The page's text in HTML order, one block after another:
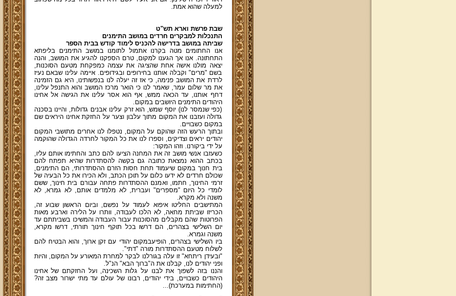
למעלה שהוא אמת.
שבת פרשת וארא תש"ט
התנכלות למבקרים חרדים במושב התימנים
שביתה במושב בדרישה להכניס לימוד קודש בבית הספר
אנו החתומים מטה בקרנו אתמול לתומנו במושב התימנים בליפתא
התחתונה. אנו אך הגענו למקום, טרם הספקנו להגיע את המושב, והנה
יצאה מולנו אישה אחת שהציגה את עצמה כמפקחת מטעם הסוכנות,
בשם "מרים" וקבלה אותנו בחירופים ובגידופים. איימה עלינו שבאם נעיז
לרדת את המושב פנימה, כי אז זה יעלה לנו בנפשותינו, היא גם הזמינה
את מר שלום עמר, שאמר לנו כי הואר מרכז המושב והוא התנפל עלינו,
דחף אותנו, עד הכאה ממש, אף הוא אסר עלינו את הגישה אל אחינו
היהודים התימנים היושבים במקום.
(כפי שנמסר לנו) יוסף שמש, הוא זרק עלינו אבנים גדולות, והיינו בסכנה
גדולה ועזבנו את המקום מתוך עלבון וצער על החזקת אחינו היראים שם
במקום כשבויים.
ובתוך הרעש הזה שהוקם על המקום, נטפלו לנו אחרים מתושבי המקום
יהודים יראים וצדיקים, וספרו לנו את כל המקור לחרדה הגדולה שהוקמה
על ידי ביקורנו. וזהו המקור:
כשעזבו אנשי מושב זה את המחנה הציעו להם כתב והחתימו אותם עליו,
בכתב ההוא נמצאת כתובה גם בקשה להסתדרות שהיא תפתח להם
בית חנוך במקום שיעמוד תחת חסות הזרם ההסתדרותי, הם התימנים,
שכולם חרדים לא ידעו כלום על תוכן הכתב, ולא הכירו את כל הבעיה של
זרמי החינוך, חתמו, ואמנם ההסתדרות פתחה עבורם בית חינוך, ששם
לומדי כל היום "מספרים" ועברית, לא מלמדים אותם, לא גמרא, לא
משנה ולא מקרא.
המתישבים החליטו איפוא לעמוד על נפשם, וביום הראשון שבוע זה,
הכריזו שביתת מחאה, לא הלכו לעבודה, וותרו על הלירה וארבע מאות
הפרוטות שהם מקבלים מהסוכנות עבור העבודה והמשיכו בשביתתם עד
יום השלישי בצהרים, הם דרשו בכל תוקף חינוך תורתי, דרשו מקרא,
משנה וגמרא.
ביו השלישי בצהרים, הופיעבמקום יהודי עם זקן ארוך, והוא הבטיח להם
לשלוח מטעם ההסתדרות מורה "דתי".
"ובעידן ריתחא" זו עלה בגורלנו לבקר למחרת המאורע על המקום, והיות
ופני יהודים לנו, קבלנו את ה"ברוך הבא" הנ"ל.
והננו בזה לשפוך את לבנו על גלות השכינה, ועל החזקתם של אחינו
היהודים כשבויים, בידי יהודים, רבונו של עולם עד מתי ישרור מצב זה?
(החתימות במערכת)...